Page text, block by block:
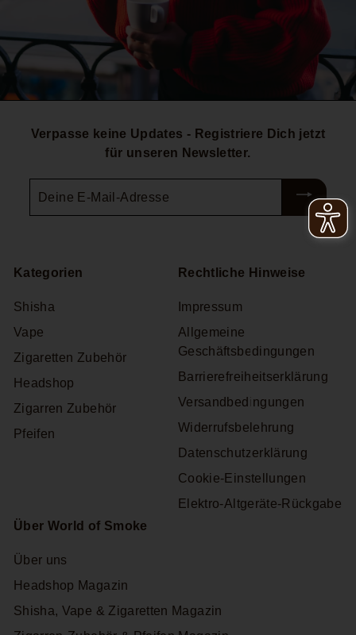
Verpasse keine Updates - Registriere Dich jetzt
für unseren Newsletter.
E-
Kategorien
Shisha
Vape
Zigaretten Zubehör
Headshop
Zigarren Zubehör
Pfeifen
Rechtliche Hinweise
Impressum
Allgemeine
Geschäftsbedingungen
Barrierefreiheitserklärung
Versandbedingungen
Widerrufsbelehrung
Datenschutzerklärung
Cookie-Einstellungen
Elektro-Altgeräte-Rückgabe
Über World of Smoke
Über uns
Headshop Magazin
Shisha, Vape & Zigaretten Magazin